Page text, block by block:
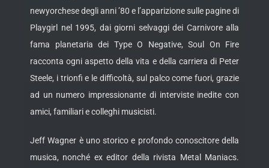
newyorchese degli anni ’80 e l’apparizione sulle pagine di
Playgirl nel 1995, dai giorni selvaggi dei Carnivore alla
fama planetaria dei Type O Negative, Soul On Fire
racconta ogni aspetto della vita e della carriera di Peter
Steele, i trionfi e le difficoltà, sul palco come fuori, grazie
ad un numero impressionante di interviste inedite con
amici, familiari e colleghi musicisti.
Jeff Wagner è uno storico e profondo conoscitore della
musica, nonché ex editor della rivista Metal Maniacs.